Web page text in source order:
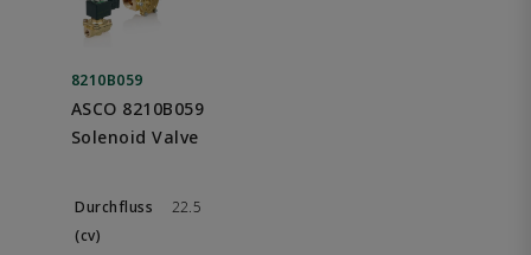
8210B059
ASCO 8210B059
Solenoid Valve
22.5